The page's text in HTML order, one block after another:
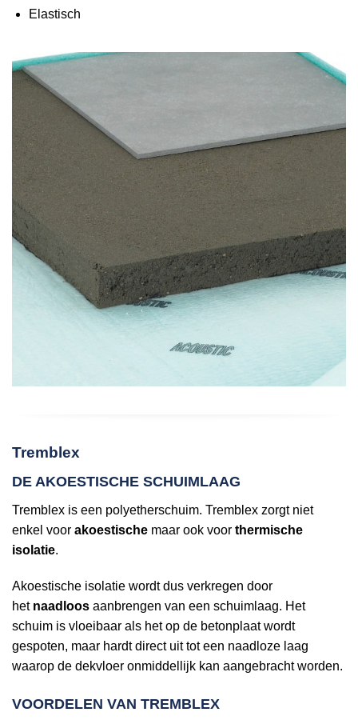
Elastisch
Tremblex
DE AKOESTISCHE SCHUIMLAAG
Tremblex is een polyetherschuim. Tremblex zorgt niet
enkel voor akoestische maar ook voor thermische
isolatie.
Akoestische isolatie wordt dus verkregen door
het naadloos aanbrengen van een schuimlaag. Het
schuim is vloeibaar als het op de betonplaat wordt
gespoten, maar hardt direct uit tot een naadloze laag
waarop de dekvloer onmiddellijk kan aangebracht worden.
VOORDELEN VAN TREMBLEX